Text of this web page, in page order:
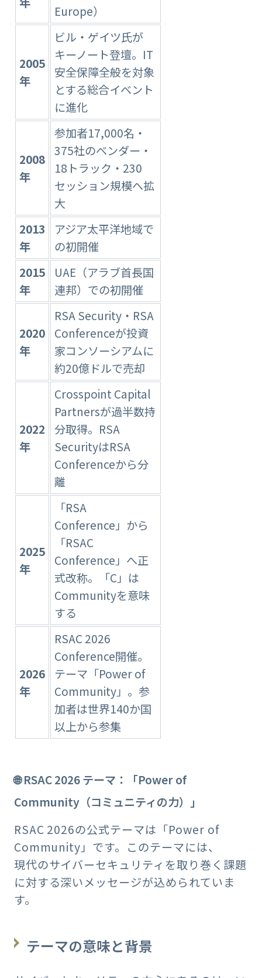
Europe）
2005
年
ビル・ゲイツ氏が
キーノート登壇。IT
安全保障全般を対象
とする総合イベント
に進化
2008
年
参加者17,000名・
375社のベンダー・
18トラック・230
セッション規模へ拡
大
2013
年
アジア太平洋地域で
の初開催
2015
年
UAE（アラブ首長国
連邦）での初開催
2020
年
RSA Security・RSA
Conferenceが投資
家コンソーシアムに
約20億ドルで売却
2022
年
Crosspoint Capital
Partnersが過半数持
分取得。RSA
SecurityはRSA
Conferenceから分
離
2025
年
「RSA
Conference」から
「RSAC
Conference」へ正
式改称。「C」は
Communityを意味
する
2026
年
RSAC 2026
Conference開催。
テーマ「Power of
Community」。参
加者は世界140か国
以上から参集
🌐 RSAC 2026 テーマ：「Power of
Community（コミュニティの力）」
RSAC 2026の公式テーマは「Power of
Community」です。このテーマには、
現代のサイバーセキュリティを取り巻く課題
に対する深いメッセージが込められていま
す。
テーマの意味と背景